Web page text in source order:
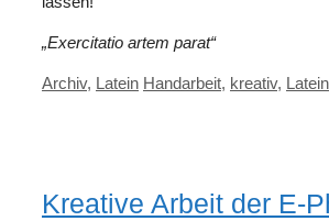
„Exercitatio artem parat“
Kategorien
Archiv, Latein Schlagwörter
Handarbeit, kreativ, Latein
Kreative Arbeit der E-